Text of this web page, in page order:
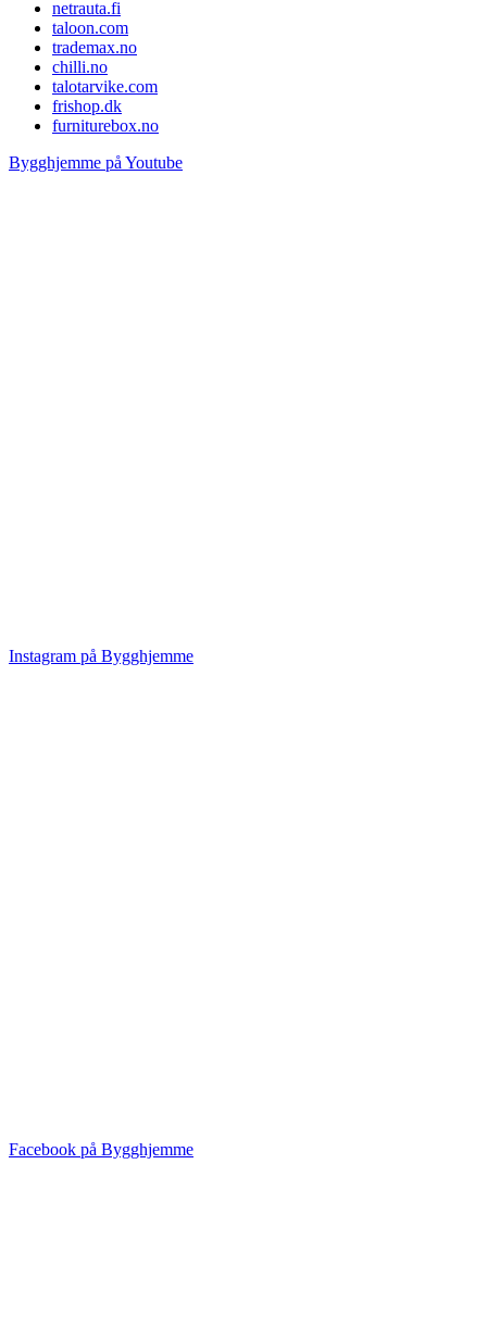
netrauta.fi
taloon.com
trademax.no
chilli.no
talotarvike.com
frishop.dk
furniturebox.no
Bygghjemme på Youtube
Instagram på Bygghjemme
Facebook på Bygghjemme